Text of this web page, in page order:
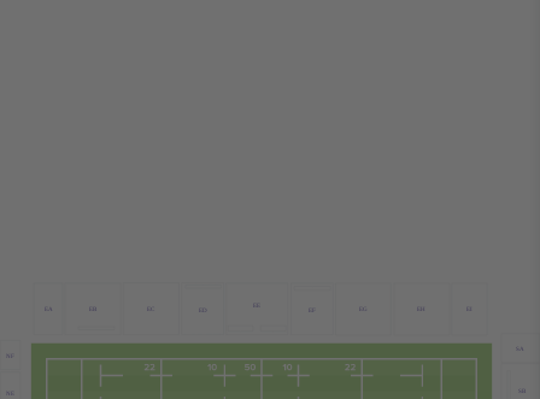
EG
EE
ED
EC
EB
EA
SA
SB
NE
NF